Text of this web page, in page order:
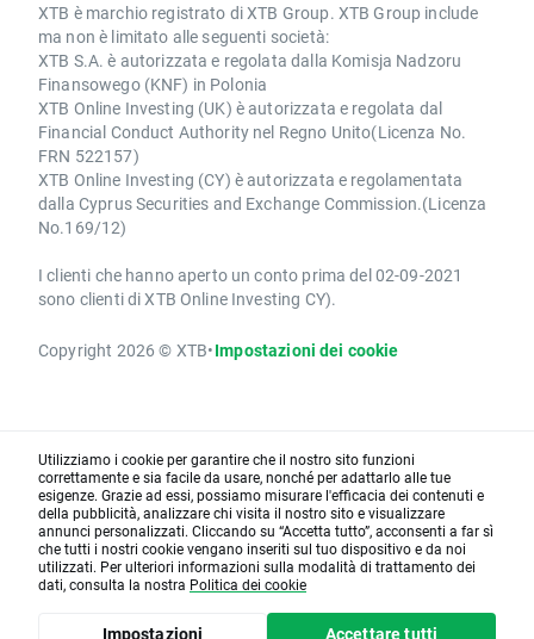
XTB è marchio registrato di XTB Group. XTB Group include
ma non è limitato alle seguenti società:
XTB S.A. è autorizzata e regolata dalla Komisja Nadzoru
Finansowego (KNF) in Polonia
XTB Online Investing (UK) è autorizzata e regolata dal
Financial Conduct Authority nel Regno Unito(Licenza No.
FRN 522157)
XTB Online Investing (CY) è autorizzata e regolamentata
dalla Cyprus Securities and Exchange Commission.(Licenza
No.169/12)
I clienti che hanno aperto un conto prima del 02-09-2021
sono clienti di XTB Online Investing CY).
Copyright 2026 © XTB•Impostazioni dei cookie
Utilizziamo i cookie per garantire che il nostro sito funzioni
correttamente e sia facile da usare, nonché per adattarlo alle tue
esigenze. Grazie ad essi, possiamo misurare l'efficacia dei contenuti e
della pubblicità, analizzare chi visita il nostro sito e visualizzare
annunci personalizzati. Cliccando su “Accetta tutto”, acconsenti a far sì
che tutti i nostri cookie vengano inseriti sul tuo dispositivo e da noi
utilizzati. Per ulteriori informazioni sulla modalità di trattamento dei
dati, consulta la nostra Politica dei cookie
Impostazioni Accettare tutti